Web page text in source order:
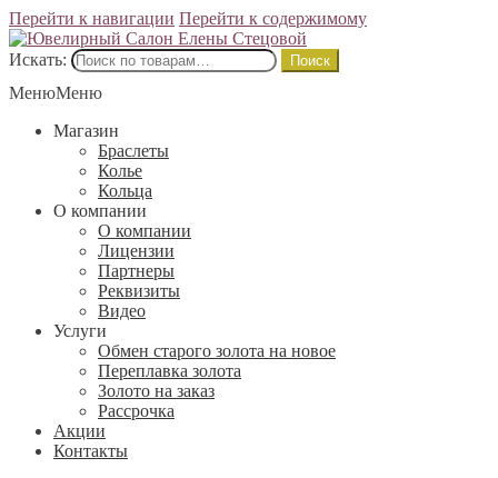
Перейти к навигации Перейти к содержимому
Искать: Поиск
МенюМеню
Магазин
Браслеты
Колье
Кольца
О компании
О компании
Лицензии
Партнеры
Реквизиты
Видео
Услуги
Обмен старого золота на новое
Переплавка золота
Золото на заказ
Рассрочка
Акции
Контакты